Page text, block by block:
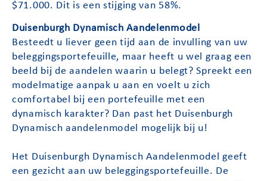
$71.000. Dit is een stijging van 58%.
Duisenburgh Dynamisch Aandelenmodel
Besteedt u liever geen tijd aan de invulling van uw
beleggingsportefeuille, maar heeft u wel graag een
beeld bij de aandelen waarin u belegt? Spreekt een
modelmatige aanpak u aan en voelt u zich
comfortabel bij een portefeuille met een
dynamisch karakter? Dan past het Duisenburgh
Dynamisch aandelenmodel mogelijk bij u!
Het Duisenburgh Dynamisch Aandelenmodel geeft
een gezicht aan uw beleggingsportefeuille. De